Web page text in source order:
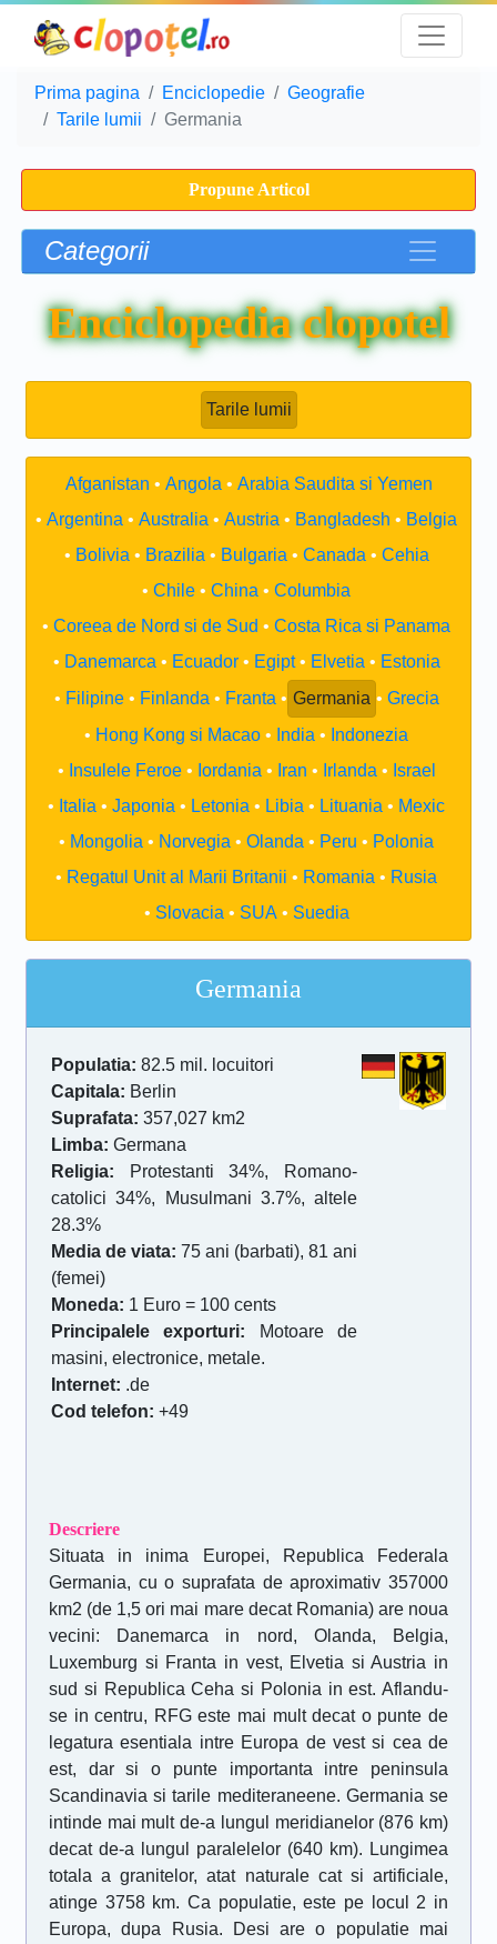
Prima pagina Enciclopedie
Geografie
Tarile lumii
Germania
Propune Articol
Categorii
Enciclopedia clopotel
Tarile lumii
Afganistan Angola
Arabia Saudita si Yemen
Argentina
Australia Austria Bangladesh
Belgia
Bolivia
Brazilia Bulgaria Canada
Cehia
Chile
China
Columbia
Coreea de Nord si de Sud
Costa Rica si Panama
Danemarca
Ecuador Egipt Elvetia
Estonia
Filipine
Finlanda Franta Germania
Grecia
Hong Kong si Macao
India
Indonezia
Insulele Feroe
Iordania Iran Irlanda
Israel
Italia
Japonia Letonia Libia Lituania
Mexic
Mongolia
Norvegia Olanda Peru
Polonia
Regatul Unit al Marii Britanii
Romania
Rusia
Slovacia
SUA Suedia
Germania
Populatia: 82.5 mil. locuitori
Capitala: Berlin
Suprafata: 357,027 km2
Limba: Germana
Religia: Protestanti 34%, Romano-
catolici 34%, Musulmani 3.7%, altele
28.3%
Media de viata: 75 ani (barbati), 81 ani
(femei)
Moneda: 1 Euro = 100 cents
Principalele exporturi: Motoare de
masini, electronice, metale.
Internet: .de
Cod telefon: +49
Descriere
Situata in inima Europei, Republica Federala
Germania, cu o suprafata de aproximativ 357000
km2 (de 1,5 ori mai mare decat Romania) are noua
vecini: Danemarca in nord, Olanda, Belgia,
Luxemburg si Franta in vest, Elvetia si Austria in
sud si Republica Ceha si Polonia in est. Aflandu-
se in centru, RFG este mai mult decat o punte de
legatura esentiala intre Europa de vest si cea de
est, dar si o punte importanta intre peninsula
Scandinavia si tarile mediteraneene. Germania se
intinde mai mult de-a lungul meridianelor (876 km)
decat de-a lungul paralelelor (640 km). Lungimea
totala a granitelor, atat naturale cat si artificiale,
atinge 3758 km. Ca populatie, este pe locul 2 in
Europa, dupa Rusia. Desi are o populatie mai